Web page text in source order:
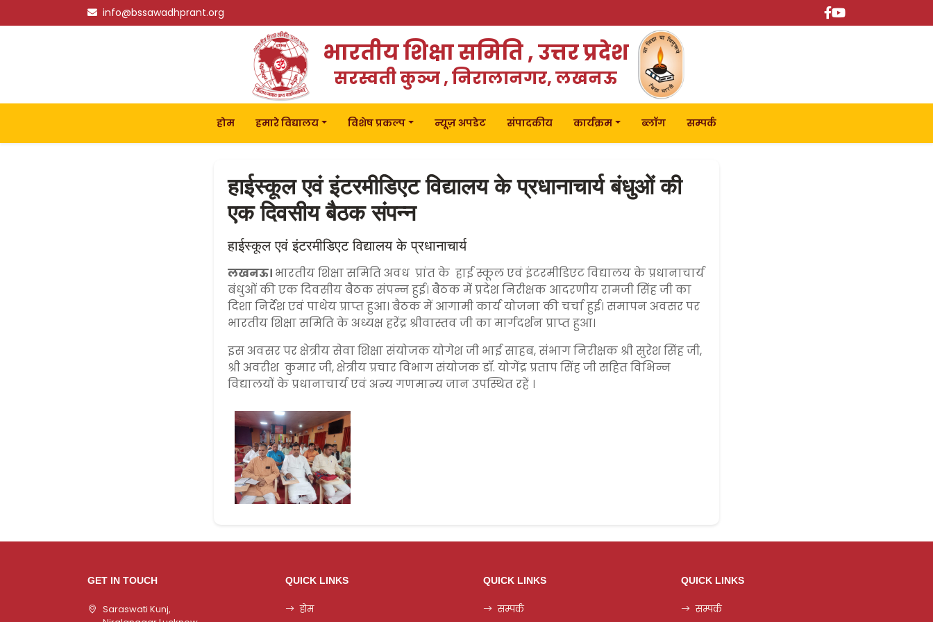
info@bssawadhprant.org
भारतीय शिक्षा समिति , उत्तर प्रदेश
सरस्वती कुञ्ज , निरालानगर, लखनऊ
होम हमारे विद्यालय विशेष प्रकल्प न्यूज़ अपडेट संपादकीय कार्यक्रम ब्लॉग सम्पर्क
हाईस्कूल एवं इंटरमीडिएट विद्यालय के प्रधानाचार्य बंधुओं की
एक दिवसीय बैठक संपन्न
हाईस्कूल एवं इंटरमीडिएट विद्यालय के प्रधानाचार्य
लखनऊ। भारतीय शिक्षा समिति अवध प्रांत के हाई स्कूल एवं इंटरमीडिएट विद्यालय के प्रधानाचार्य
बंधुओं की एक दिवसीय बैठक संपन्न हुई। बैठक में प्रदेश निरीक्षक आदरणीय रामजी सिंह जी का
दिशा निर्देश एवं पाथेय प्राप्त हुआ। बैठक में आगामी कार्य योजना की चर्चा हुई। समापन अवसर पर
भारतीय शिक्षा समिति के अध्यक्ष हरेंद्र श्रीवास्तव जी का मार्गदर्शन प्राप्त हुआ।
इस अवसर पर क्षेत्रीय सेवा शिक्षा संयोजक योगेश जी भाई साहब, संभाग निरीक्षक श्री सुरेश सिंह जी,
श्री अवरीश कुमार जी, क्षेत्रीय प्रचार विभाग संयोजक डॉ. योगेंद्र प्रताप सिंह जी सहित विभिन्न
विद्यालयों के प्रधानाचार्य एवं अन्य गणमान्य जान उपस्थित रहें ।
GET IN TOUCH
Saraswati Kunj,
QUICK LINKS
होम
QUICK LINKS
सम्पर्क
QUICK LINKS
सम्पर्क